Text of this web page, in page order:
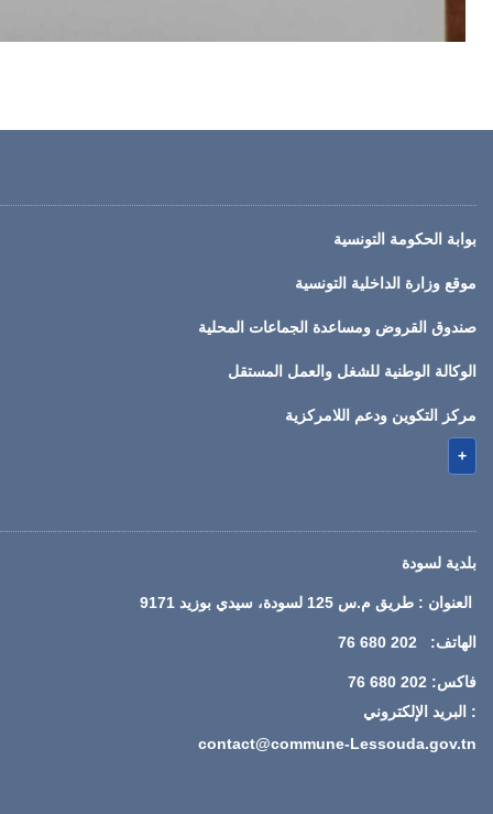
بوابة الحكومة التونسية
موقع وزارة الداخلية التونسية
صندوق القروض ومساعدة الجماعات المحلية
الوكالة الوطنية للشغل والعمل المستقل
مركز التكوين ودعم اللامركزية
+
بلدية لسودة
العنوان : طريق م.س 125 لسودة، سيدي بوزيد 9171
الهاتف: 202 680 76
فاكس: 202 680 76
: البريد الإلكتروني
contact@commune-Lessouda.gov.tn